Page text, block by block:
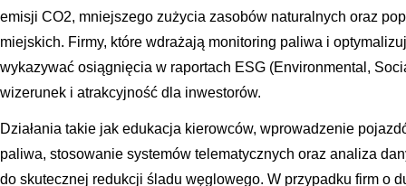
emisji CO2, mniejszego zużycia zasobów naturalnych oraz
miejskich. Firmy, które wdrażają monitoring paliwa i
wykazywać osiągnięcia w raportach ESG (Environmental,
wizerunek i atrakcyjność dla inwestorów.
Działania takie jak edukacja kierowców, wprowadzenie
paliwa, stosowanie systemów telematycznych oraz analiza
do skutecznej redukcji śladu węglowego. W przypadku firm o